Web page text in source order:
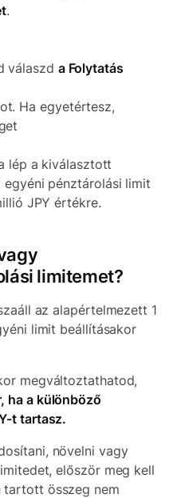
.
válaszd a Folytatás
Ha egyetértesz,
lép a kiválasztott
pénztárolási limit
JPY értékre.
limitemet?
az alapértelmezett 1
limit beállításakor
megváltoztathatod,
ha a különböző
t tartasz.
növelni vagy
először meg kell
tartott összeg nem